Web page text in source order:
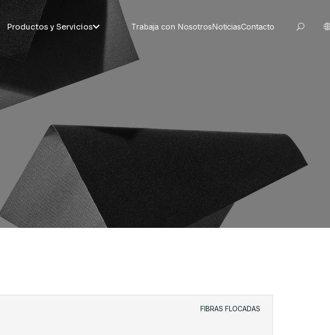
Productos y Servicios
Taplatape®
Tapladcut
Taplatex®
SERVICIOS
Formación a medida
Laboratorio
Trabaja con NosotrosNoticiasContacto
FIBRAS FLOCADAS